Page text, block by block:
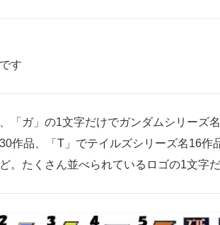
す
「ガ」の1文字だけでガンダムシリーズ
作品、「T」でテイルズシリーズ名16
。たくさん並べられているロゴの1文字